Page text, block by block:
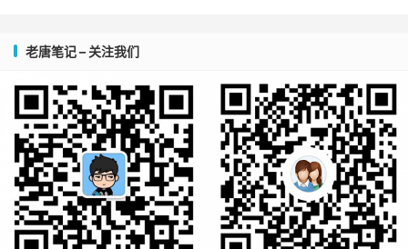
老唐笔记 – 关注我们